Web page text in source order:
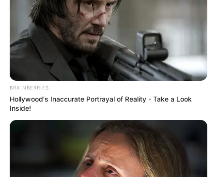
BRAINBERRIES
Hollywood's Inaccurate Portrayal of Reality - Take a Look
Inside!